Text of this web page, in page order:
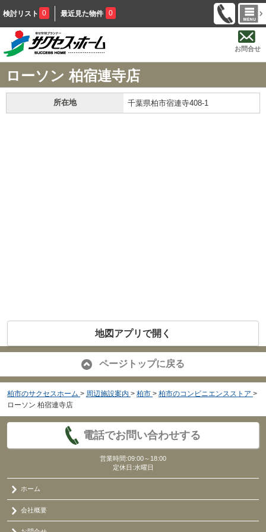
検討リスト 0 最近見た物件 0
お問合せ
ローソン 柏宿連寺店
所在地 千葉県柏市宿連寺408-1
地図アプリで開く
ページトップに戻る
柏市のサクセスホーム > 周辺施設案内 > 柏市 > 柏市のコンビニエンスストア >
ローソン 柏宿連寺店
電話でお問い合わせする
営業時間:09:00～18:00
定休日:水曜日
ホーム
会社概要